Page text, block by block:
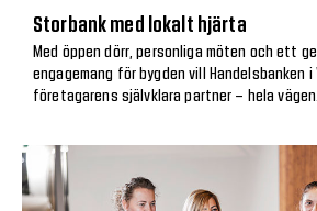
Storbank med lokalt hjärta
Med öppen dörr, personliga möten och ett
engagemang för bygden vill Handelsbanken i
företagarens självklara partner – hela vägen.